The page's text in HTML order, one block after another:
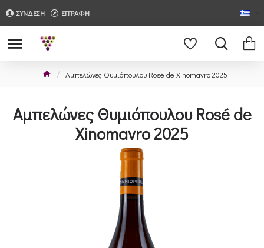
ΣΥΝΔΕΣΗ ΕΓΓΡΑΦΗ
Αμπελώνες Θυμιόπουλου Rosé de Xinomavro 2025
Αμπελώνες Θυμιόπουλου Rosé de
Xinomavro 2025